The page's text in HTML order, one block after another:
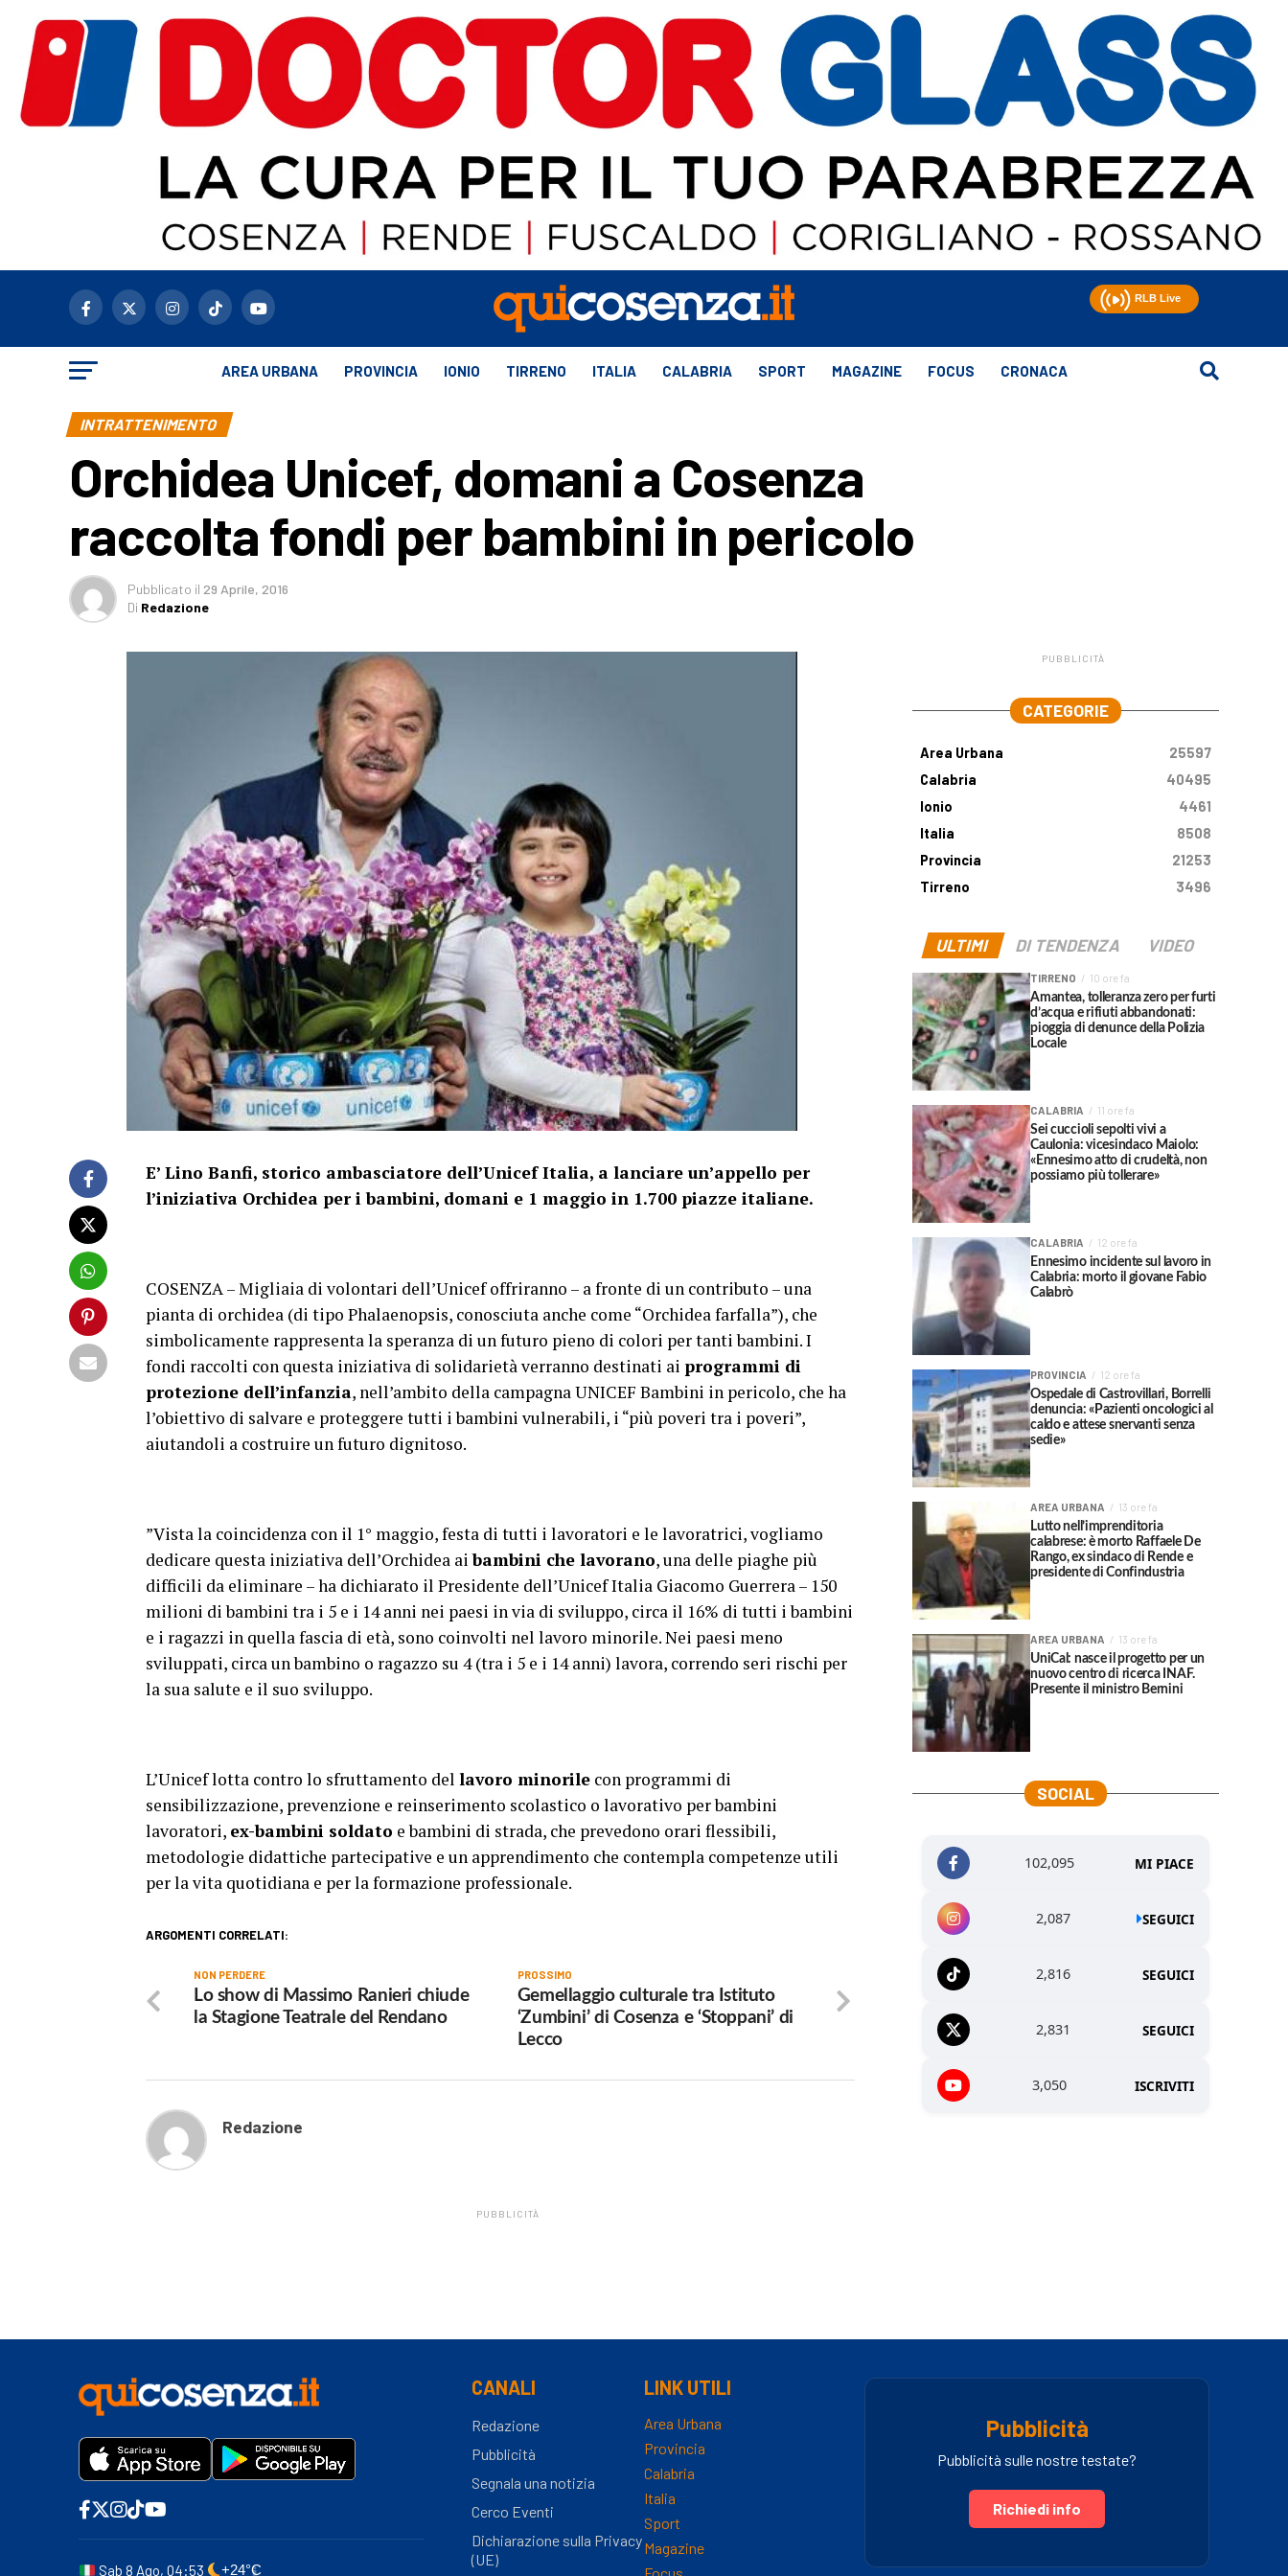
AREA URBANA PROVINCIA IONIO TIRRENO ITALIA CALABRIA SPORT MAGAZINE FOCUS CRONACA
INTRATTENIMENTO
Orchidea Unicef, domani a Cosenza
raccolta fondi per bambini in pericolo
Pubblicato il 29 Aprile, 2016
Di Redazione
E’ Lino Banfi, storico ambasciatore dell’Unicef Italia, a lanciare un’appello per
l’iniziativa Orchidea per i bambini, domani e 1 maggio in 1.700 piazze italiane.
COSENZA – Migliaia di volontari dell’Unicef offriranno – a fronte di un contributo – una
pianta di orchidea (di tipo Phalaenopsis, conosciuta anche come “Orchidea farfalla”), che
simbolicamente rappresenta la speranza di un futuro pieno di colori per tanti bambini. I
fondi raccolti con questa iniziativa di solidarietà verranno destinati ai programmi di
protezione dell’infanzia, nell’ambito della campagna UNICEF Bambini in pericolo, che ha
l’obiettivo di salvare e proteggere tutti i bambini vulnerabili, i “più poveri tra i poveri”,
aiutandoli a costruire un futuro dignitoso.
”Vista la coincidenza con il 1° maggio, festa di tutti i lavoratori e le lavoratrici, vogliamo
dedicare questa iniziativa dell’Orchidea aibambini che lavorano, una delle piaghe più
difficili da eliminare – ha dichiarato il Presidente dell’Unicef Italia Giacomo Guerrera – 150
milioni di bambini tra i 5 e i 14 anni nei paesi in via di sviluppo, circa il 16% di tutti i bambini
e i ragazzi in quella fascia di età, sono coinvolti nel lavoro minorile. Nei paesi meno
sviluppati, circa un bambino o ragazzo su 4 (tra i 5 e i 14 anni) lavora, correndo seri rischi per
la sua salute e il suo sviluppo.
L’Unicef lotta contro lo sfruttamento del lavoro minorile con programmi di
sensibilizzazione, prevenzione e reinserimento scolastico o lavorativo per bambini
lavoratori, ex-bambini soldato e bambini di strada, che prevedono orari flessibili,
metodologie didattiche partecipative e un apprendimento che contempla competenze utili
per la vita quotidiana e per la formazione professionale.
ARGOMENTI CORRELATI:
PROSSIMO
Gemellaggio culturale tra Istituto
‘Zumbini’ di Cosenza e ‘Stoppani’ di
Lecco
NON PERDERE
Lo show di Massimo Ranieri chiude
la Stagione Teatrale del Rendano
Redazione
PUBBLICITÀ
PUBBLICITÀ
CATEGORIE
Area Urbana
25597
Calabria
40495
Ionio
4461
Italia
8508
Provincia
21253
Tirreno
3496
ULTIMI DI TENDENZA VIDEO
TIRRENO 10 ore fa
Amantea, tolleranza zero per furti
d’acqua e rifiuti abbandonati:
pioggia di denunce della Polizia
Locale
CALABRIA 11 ore fa
Sei cuccioli sepolti vivi a
Caulonia: vicesindaco Maiolo:
«Ennesimo atto di crudeltà, non
possiamo più tollerare»
CALABRIA 12 ore fa
Ennesimo incidente sul lavoro in
Calabria: morto il giovane Fabio
Calabrò
PROVINCIA 12 ore fa
Ospedale di Castrovillari, Borrelli
denuncia: «Pazienti oncologici al
caldo e attese snervanti senza
sedie»
AREA URBANA 13 ore fa
Lutto nell’imprenditoria
calabrese: è morto Raffaele De
Rango, ex sindaco di Rende e
presidente di Confindustria
AREA URBANA 13 ore fa
UniCal: nasce il progetto per un
nuovo centro di ricerca INAF.
Presente il ministro Bernini
SOCIAL
102,095 MI PIACE
2,087 SEGUICI
2,816 SEGUICI
2,831 SEGUICI
3,050 ISCRIVITI
Sab 8 Ago, 04:53 +24°C
CANALI
Redazione
Pubblicità
Segnala una notizia
Cerco Eventi
Dichiarazione sulla Privacy
(UE)
LINK UTILI
Area Urbana
Provincia
Calabria
Italia
Sport
Magazine
Pubblicità
Pubblicità sulle nostre testate?
Richiedi info